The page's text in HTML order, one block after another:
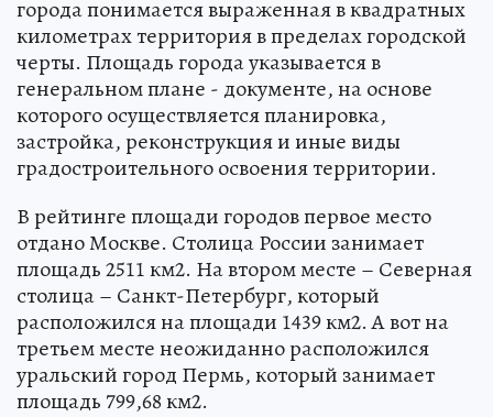
города понимается выраженная в квадратных
километрах территория в пределах городской
черты. Площадь города указывается в
генеральном плане - документе, на основе
которого осуществляется планировка,
застройка, реконструкция и иные виды
градостроительного освоения территории.
В рейтинге площади городов первое место
отдано Москве. Столица России занимает
площадь 2511 км2. На втором месте – Северная
столица – Санкт-Петербург, который
расположился на площади 1439 км2. А вот на
третьем месте неожиданно расположился
уральский город Пермь, который занимает
площадь 799,68 км2.